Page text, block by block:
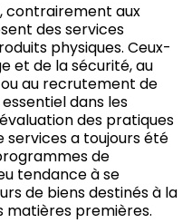
contrairement aux
des services
physiques. Ceux-
et de la sécurité, au
au recrutement de
dans les
des pratiques
services a toujours été
de
tendance à se
de biens destinés à la
matières premières.